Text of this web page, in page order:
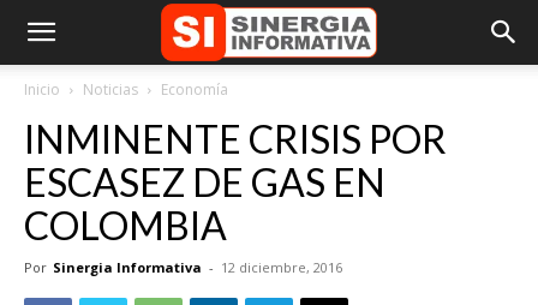
Inicio Noticias Economía
INMINENTE CRISIS POR
ESCASEZ DE GAS EN
COLOMBIA
Por Sinergia Informativa - 12 diciembre, 2016